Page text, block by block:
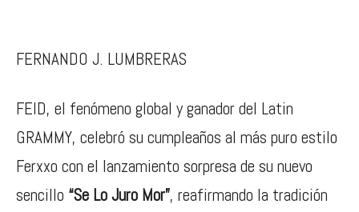
FERNANDO J. LUMBRERAS
FEID, el fenómeno global y ganador del Latin
GRAMMY, celebró su cumpleaños al más puro estilo
Ferxxo con el lanzamiento sorpresa de su nuevo
sencillo “Se Lo Juro Mor”, reafirmando la tradición